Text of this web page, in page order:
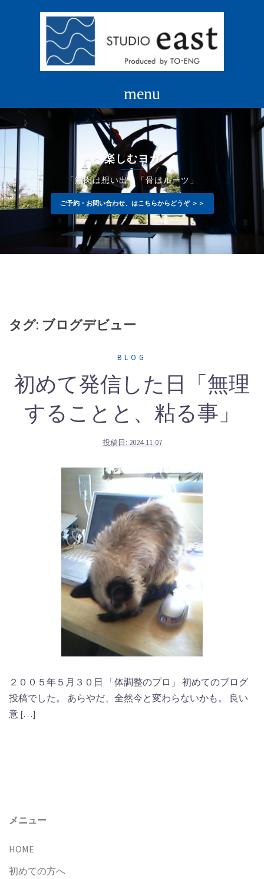
キ
楽しむヨガ
「筋肉は想い出」「骨はルーツ」
ご予約・お問い合わせ、はこちらからどうぞ ＞＞
タグ: ブログデビュー
BLOG
初めて発信した日「無理
することと、粘る事」
投稿日: 2024-11-07
２００５年５月３０日 「体調整のプロ」 初めてのブログ
投稿でした。 あらやだ、全然今と変わらないかも。 良い
意 […]
メニュー
HOME
初めての方へ